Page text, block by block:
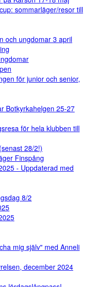
sommarläger/resor till
och ungdomar 3 april
för junior och senior,
Botkyrkahelgen 25-27
för hela klubben till
28/2!)
Finspång
- Uppdaterad med
8/2
mig själv" med Anneli
december 2024